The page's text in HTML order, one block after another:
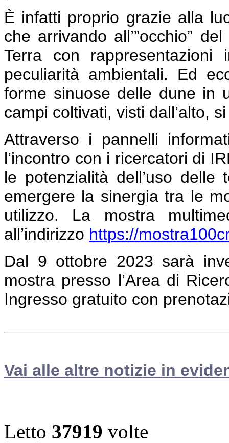
È infatti proprio grazie alla
che arrivando all’”occhio”
Terra con
peculiarità ambientali. Ed
forme sinuose delle dune in
campi coltivati, visti dall’alto,
Attraverso i pannelli
l’incontro con i ricercatori di
le potenzialità dell’uso delle
emergere la sinergia tra le
utilizzo. La mostra
all’indirizzo https://
Dal 9 ottobre 2023 sarà
mostra presso l’Area di
Ingresso gratuito con
Vai alle altre notizie in
Letto 37919 volte